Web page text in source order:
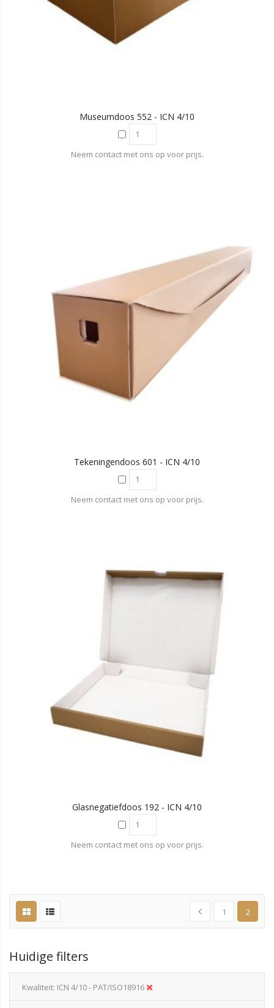
Museumdoos 552 - ICN 4/10
Neem contact met ons op voor prijs.
Tekeningendoos 601 - ICN 4/10
Neem contact met ons op voor prijs.
Glasnegatiefdoos 192 - ICN 4/10
Neem contact met ons op voor prijs.
1 2
Huidige filters
Kwaliteit ICN 4/10 - PAT/ISO18916